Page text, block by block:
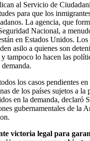
al Servicio de
para que los
La agencia, que
Nacional, a
en Estados Unidos. Los
asilo a quienes son
tampoco lo hacen las
los casos pendientes
de los países sujetos a
en la demanda, declaró
gubernamentales de la
victoria legal para